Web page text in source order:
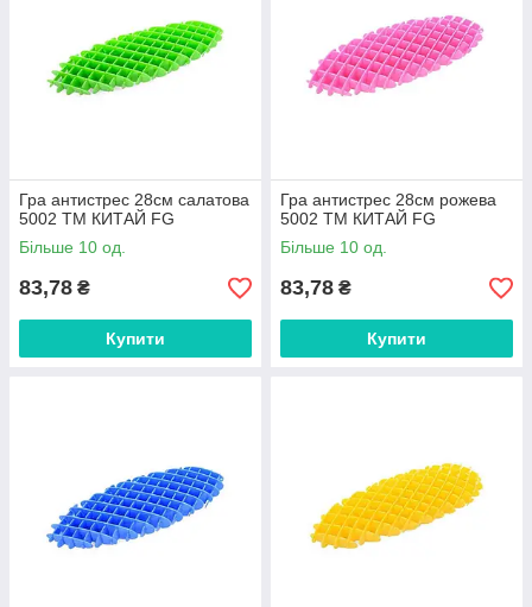
Гра антистрес 28см салатова
5002 ТМ КИТАЙ FG
Більше 10 од.
83,78 ₴
Купити
Гра антистрес 28см рожева
5002 ТМ КИТАЙ FG
Більше 10 од.
83,78 ₴
Купити